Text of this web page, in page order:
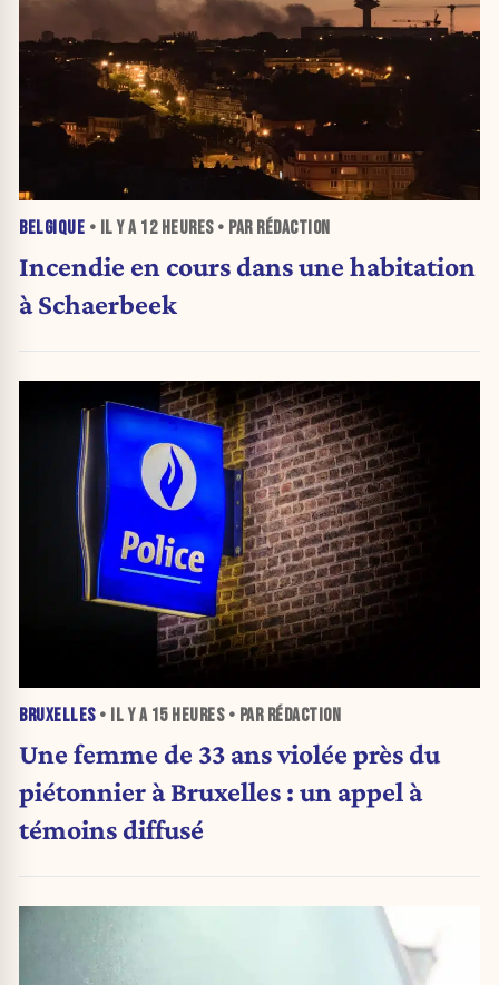
BELGIQUE • IL Y A 12 HEURES• PAR RÉDACTION
Incendie en cours dans une habitation
à Schaerbeek
BRUXELLES• IL Y A 15 HEURES• PAR RÉDACTION
Une femme de 33 ans violée près du
piétonnier à Bruxelles : un appel à
témoins diffusé